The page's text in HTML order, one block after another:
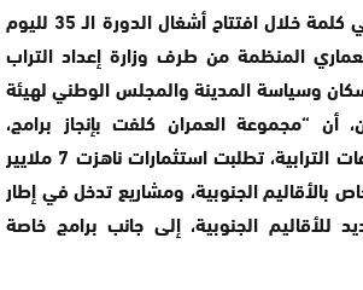
وأكد السيد كانوني، في كلمة خلال افتتاح أشغال الدورة الـ 35 لليوم
المنظمة من طرف وزارة إعداد التراب
وسياسة المدينة والمجلس الوطني لهيئة
أن “مجموعة العمران كلفت بإنجاز برامج،
لحساب الدولة والجماعات الترابية، تطلبت استثمارات ناهزت 7 ملايير
بالأقاليم الجنوبية، ومشاريع تدخل في إطار
للأقاليم الجنوبية، إلى جانب برامج خاصة